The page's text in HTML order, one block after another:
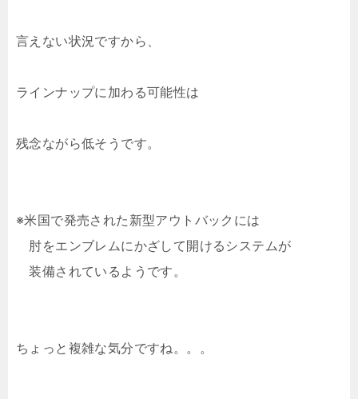
言えない状況ですから、
ラインナップに加わる可能性は
残念ながら低そうです。
※米国で発売された新型アウトバックには
肘をエンブレムにかざして開けるシステムが
装備されているようです。
ちょっと複雑な気分ですね。。。